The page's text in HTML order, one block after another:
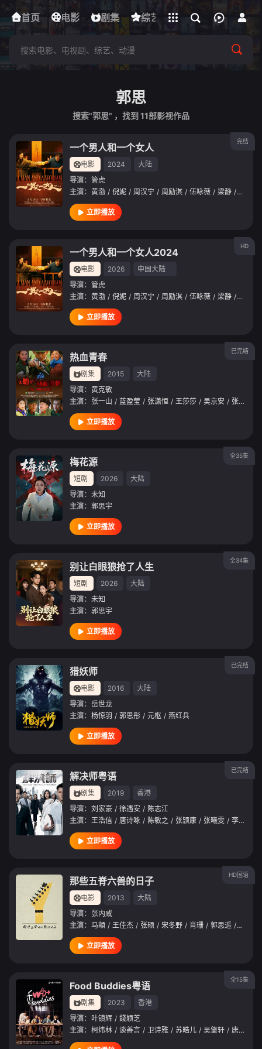
首页 电影 剧集 综艺 动漫 短剧
下载客户端
立即登录
郭思
搜索"郭思" ，找到 11部影视作品
完结
一个男人和一个女人
电影 2024
大陆
导演： 管虎
主演： 黄渤 / 倪妮 / 周汉宁 / 周励淇 / 伍咏薇 / 梁静 / 颜卓灵
立即播放
HD
一个男人和一个女人2024
电影 2026
中国大陆
导演： 管虎
主演： 黄渤 / 倪妮 / 周汉宁 / 周励淇 / 伍咏薇 / 梁静 / 颜卓灵
立即播放
已完结
热血青春
剧集 2015
大陆
导演： 黄克敏
主演： 张一山 / 蓝盈莹 / 张潇恒 / 王莎莎 / 吴京安 / 张哲
立即播放
全35集
梅花源
短剧 2026
大陆
导演： 未知
主演： 郭思宇
立即播放
全34集
别让白眼狼抢了人生
短剧 2026
大陆
导演： 未知
主演： 郭思宇
立即播放
已完结
猎妖师
电影 2016
大陆
导演： 岳世龙
主演： 杨惊羽 / 郭思彤 / 元枢 / 燕红兵
立即播放
已完结
解决师粤语
剧集 2019
香港
导演： 刘家豪 / 徐遇安 / 陈志江
主演： 王浩信 / 唐诗咏 / 陈敏之 / 张颕康 / 张曦雯 / 李天翔
立即播放
HD国语
那些五脊六兽的日子
电影 2013
大陆
导演： 张内咸
主演： 马頔 / 王佳杰 / 张硕 / 宋冬野 / 肖珊 / 郭思遥 / 王辰昊
立即播放
全15集
Food Buddies粤语
剧集 2023
香港
导演： 叶镇辉 / 錢颖芝
主演： 柯炜林 / 谈善言 / 卫诗雅 / 苏皓儿 / 吴肇轩 / 唐浩然